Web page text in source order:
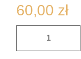
60,00 zł
Numerologia